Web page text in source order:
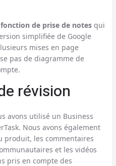
fonction de prise de notesqui
simplifiée de Google
mises en page
pas de diagramme de
révision
avons utilisé un Business
Nous avons également
produit, les commentaires
et les vidéos
pris en compte des